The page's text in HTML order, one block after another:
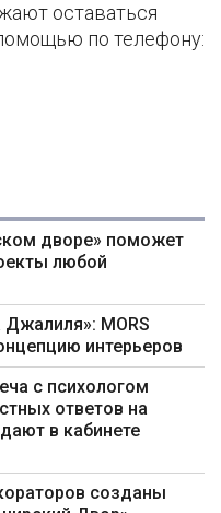
оставаться
по телефону:
дворе» поможет
любой
MORS
интерьеров
с психологом
ответов на
в кабинете
созданы